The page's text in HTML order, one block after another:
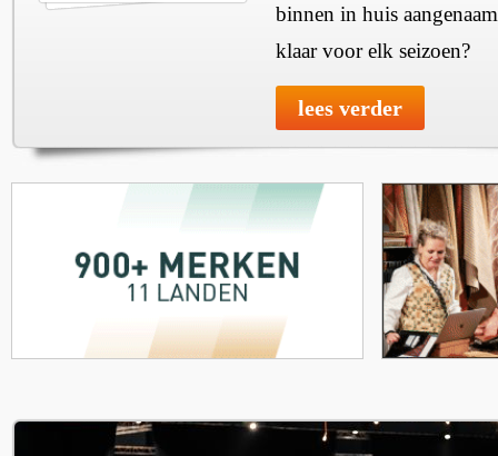
binnen in huis
klaar voor elk seizoen?
lees verder